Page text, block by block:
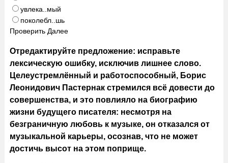
увлека..мый
поколебл..шь
Проверить Далее
Отредактируйте предложение: исправьте
лексическую ошибку, исключив лишнее слово.
Целеустремлённый и работоспособный, Борис
Леонидович Пастернак стремился всё довести до
совершенства, и это повлияло на биографию
жизни будущего писателя: несмотря на
безграничную любовь к музыке, он отказался от
музыкальной карьеры, осознав, что не может
достичь высот на этом поприще.